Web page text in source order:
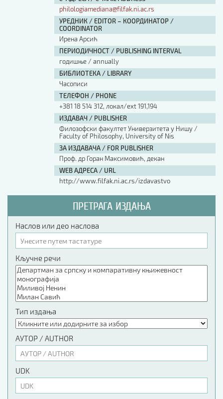
philologiamediana@filfak.ni.ac.rs
УРЕДНИК / EDITOR – КООРДИНАТОР /
COORDINATOR
Ирена Арсић
ПЕРИОДИЧНОСТ / PUBLISHING INTERVAL
годишње / annually
БИБЛИОТЕКА / LIBRARY
Часописи
ТЕЛЕФОН / PHONE
+381 18 514 312, локал/ext 191,194
ИЗДАВАЧ / PUBLISHER
Филозофски факултет Универзитета у Нишу /
Faculty of Philosophy, University of Nis
ЗА ИЗДАВАЧА / FOR PUBLISHER
Проф. др Горан Максимовић, декан
WEB АДРЕСА / URL
http://www.filfak.ni.ac.rs/izdavastvo
ПРЕТРАГА ИЗДАЊА
Наслов или део наслова
Кључне речи
Тип издања
АУТОР / AUTHOR
UDK